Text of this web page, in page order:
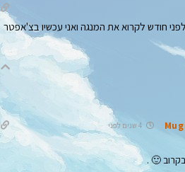
חודש לקרוא את המנגה ואני עכשיו בצ'אפטר
4 שנים לפני
🙂 .